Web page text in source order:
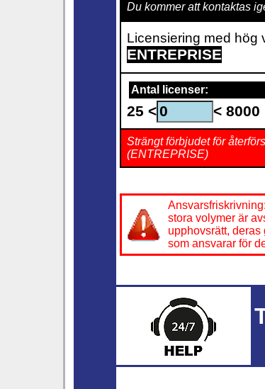
Du kommer att kontaktas
Licensiering med hög
ENTREPRISE
Antal licenser:
25 < < 8000
Strängt förbjudet för
(ENTREPRISE)
Ansvarsfriskrivning:
stora volymer är
upphovsrätt,
som ansvarar för